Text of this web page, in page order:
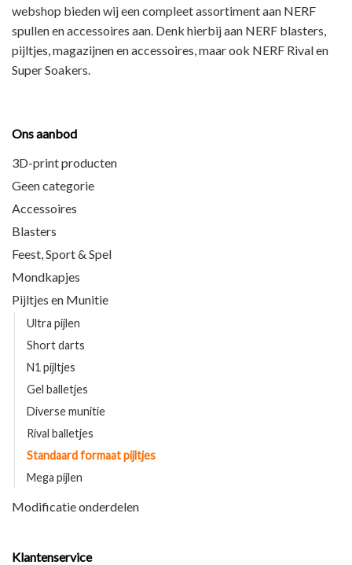
webshop bieden wij eencompleet assortimentaan NERF
spullen en accessoires aan. Denk hierbij aan NERF blasters,
pijltjes, magazijnen en accessoires, maar ook NERF Rival en
Super Soakers.
Ons aanbod
3D-print producten
Geen categorie
Accessoires
Blasters
Feest, Sport & Spel
Mondkapjes
Pijltjes en Munitie
Ultra pijlen
Short darts
N1 pijltjes
Gel balletjes
Diverse munitie
Rival balletjes
Standaard formaat pijltjes
Mega pijlen
Modificatie onderdelen
Klantenservice